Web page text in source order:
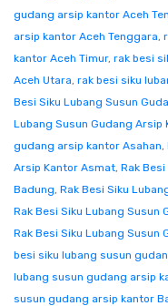
gudang arsip kantor Aceh
arsip kantor Aceh Tenggara,
kantor Aceh Timur, rak besi
Aceh Utara, rak besi siku
Besi Siku Lubang Susun
Lubang Susun Gudang Arsip
gudang arsip kantor Asahan,
Arsip Kantor Asmat, Rak
Badung, Rak Besi Siku
Rak Besi Siku Lubang Susun
Rak Besi Siku Lubang Susun
besi siku lubang susun
lubang susun gudang arsip
susun gudang arsip kantor